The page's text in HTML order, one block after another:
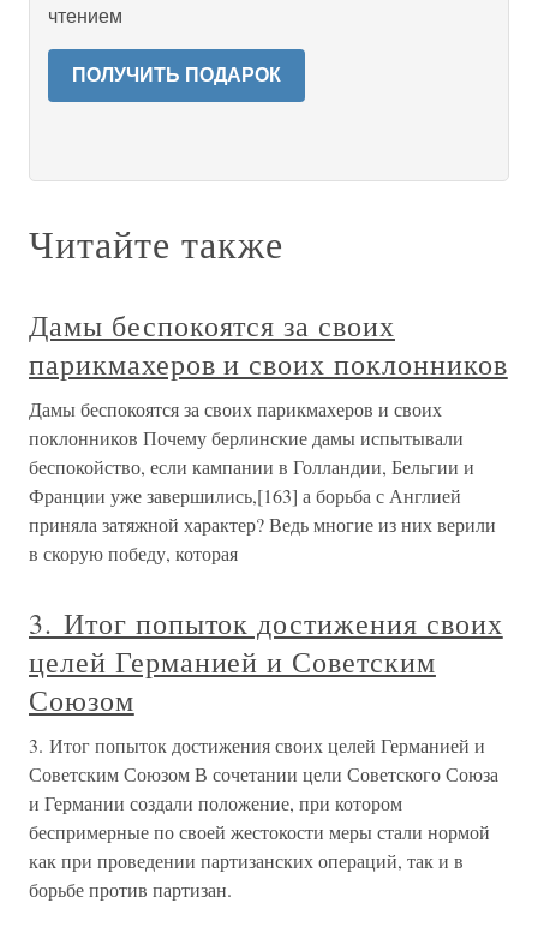
чтением
ПОЛУЧИТЬ ПОДАРОК
Читайте также
Дамы беспокоятся за своих
парикмахеров и своих поклонников
Дамы беспокоятся за своих парикмахеров и своих
поклонников Почему берлинские дамы испытывали
беспокойство, если кампании в Голландии, Бельгии и
Франции уже завершились,[163] а борьба с Англией
приняла затяжной характер? Ведь многие из них верили
в скорую победу, которая
3. Итог попыток достижения своих
целей Германией и Советским
Союзом
3. Итог попыток достижения своих целей Германией и
Советским Союзом В сочетании цели Советского Союза
и Германии создали положение, при котором
беспримерные по своей жестокости меры стали нормой
как при проведении партизанских операций, так и в
борьбе против партизан.